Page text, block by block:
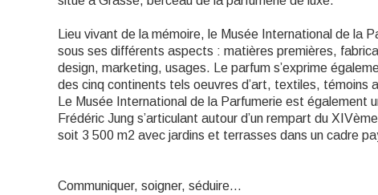
Lieu vivant de la mémoire, le Musée International de la
sous ses différents aspects : matières premières,
design, marketing, usages. Le parfum s’exprime
des cinq continents tels oeuvres d’art, textiles, témoins
Le Musée International de la Parfumerie est également
Frédéric Jung s’articulant autour d’un rempart du
soit 3 500 m2 avec jardins et terrasses dans un cadre
Communiquer, soigner, séduire…